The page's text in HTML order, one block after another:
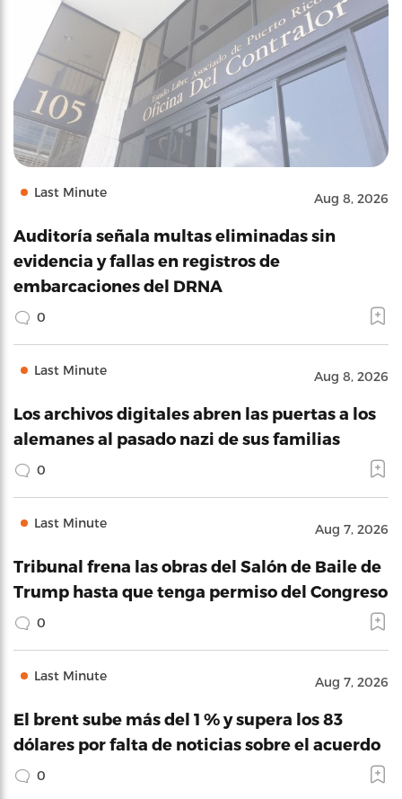
Last Minute Aug 8, 2026
Auditoría señala multas eliminadas sin
evidencia y fallas en registros de
embarcaciones del DRNA
0
Last Minute Aug 8, 2026
Los archivos digitales abren las puertas a los
alemanes al pasado nazi de sus familias
0
Last Minute Aug 7, 2026
Tribunal frena las obras del Salón de Baile de
Trump hasta que tenga permiso del Congreso
0
Last Minute Aug 7, 2026
El brent sube más del 1 % y supera los 83
dólares por falta de noticias sobre el acuerdo
0